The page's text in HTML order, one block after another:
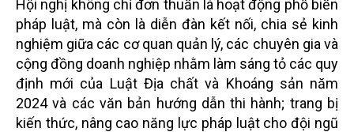
Hội nghị không chỉ đơn thuần là hoạt động phổ biến
pháp luật, mà còn là diễn đàn kết nối, chia sẻ kinh
nghiệm giữa các cơ quan quản lý, các chuyên gia và
cộng đồng doanh nghiệp nhằm làm sáng tỏ các quy
định mới của Luật Địa chất và Khoáng sản năm
2024 và các văn bản hướng dẫn thi hành; trang bị
kiến thức, nâng cao năng lực pháp luật cho đội ngũ